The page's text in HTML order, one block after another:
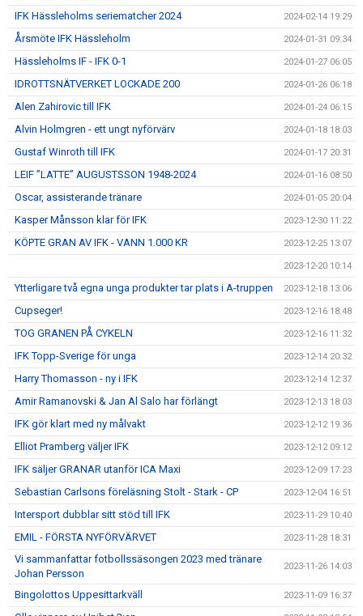
IFK Hässleholms seriematcher 2024 2024-02-14 19:29
Årsmöte IFK Hässleholm 2024-01-31 09:34
Hässleholms IF - IFK 0-1 2024-01-27 06:05
IDROTTSNÄTVERKET LOCKADE 200 2024-01-26 06:18
Alen Zahirovic till IFK 2024-01-24 06:15
Alvin Holmgren - ett ungt nyförvärv 2024-01-18 18:03
Gustaf Winroth till IFK 2024-01-17 20:31
LEIF ”LATTE” AUGUSTSSON 1948-2024 2024-01-16 08:50
Oscar, assisterande tränare 2024-01-05 20:04
Kasper Månsson klar för IFK 2023-12-30 11:22
KÖPTE GRAN AV IFK - VANN 1.000 KR 2023-12-25 13:07
2023-12-20 10:14
Ytterligare två egna unga produkter tar plats i A-truppen 2023-12-18 13:06
Cupseger! 2023-12-16 18:48
TOG GRANEN PÅ CYKELN 2023-12-16 11:32
IFK Topp-Sverige för unga 2023-12-14 20:32
Harry Thomasson - ny i IFK 2023-12-14 12:37
Amir Ramanovski & Jan Al Salo har förlängt 2023-12-13 18:03
IFK gör klart med ny målvakt 2023-12-12 19:36
Elliot Pramberg väljer IFK 2023-12-12 09:12
IFK säljer GRANAR utanför ICA Maxi 2023-12-09 17:23
Sebastian Carlsons föreläsning Stolt - Stark - CP 2023-12-04 16:51
Intersport dubblar sitt stöd till IFK 2023-11-29 10:40
EMIL - FÖRSTA NYFÖRVÄRVET 2023-11-28 18:31
Vi sammanfattar fotbollssäsongen 2023 med tränare
Johan Persson
2023-11-26 14:03
Bingolottos Uppesittarkväll 2023-11-09 16:37